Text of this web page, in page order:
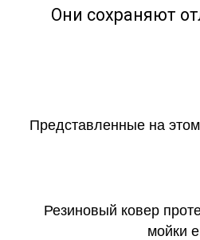
Они сохраняют
Представленные на
Резиновый ковер
мойки